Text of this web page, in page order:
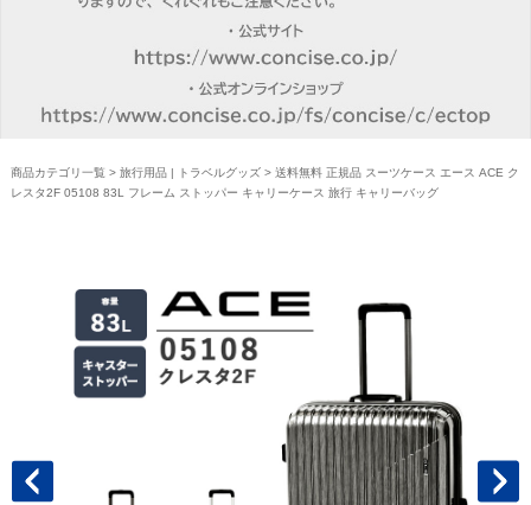
商品カテゴリ一覧 > 旅行用品 | トラベルグッズ> 送料無料 正規品 スーツケース エース ACE ク
レスタ2F 05108 83L フレーム ストッパー キャリーケース 旅行 キャリーバッグ